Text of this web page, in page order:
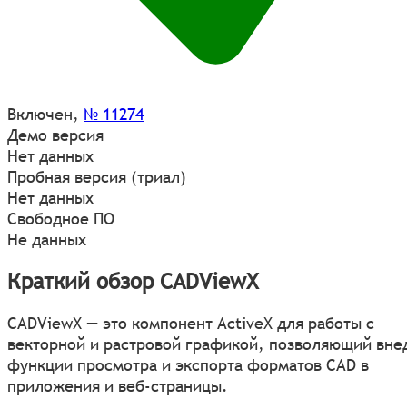
Включен, № 11274
Демо версия
Нет данных
Пробная версия (триал)
Нет данных
Свободное ПО
Не данных
Краткий обзор CADViewХ
CADViewХ — это компонент ActiveX для работы с
векторной и растровой графикой, позволяющий
функции просмотра и экспорта форматов CAD в
приложения и веб-страницы.